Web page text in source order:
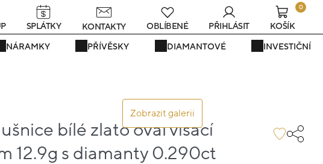
: 13m : 46s
NÁRAMKY PŘÍVĚSKY DIAMANTOVÉ INVESTIČNÍ
SPLÁTKY KONTAKTY OBLÍBENÉ PŘIHLÁSIT
0
KOŠÍK
Zobrazit galerii
bílé zlato ovál visací
12.9g s diamanty 0.290ct